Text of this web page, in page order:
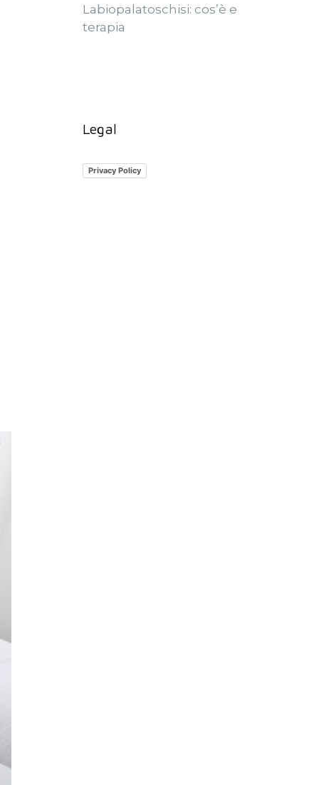
Labiopalatoschisi: cos’è e
terapia
Legal
Privacy Policy